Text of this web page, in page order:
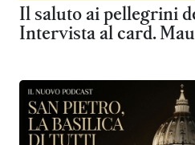
Il saluto ai pellegrini
Intervista al card.